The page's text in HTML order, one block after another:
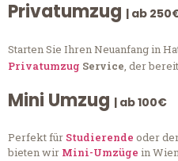
Privatumzug | ab
Starten Sie Ihren Neuanfang in
Privatumzug Service, der
Mini Umzug | ab 100€
Perfekt für Studierende oder
bieten wir Mini-Umzüge in